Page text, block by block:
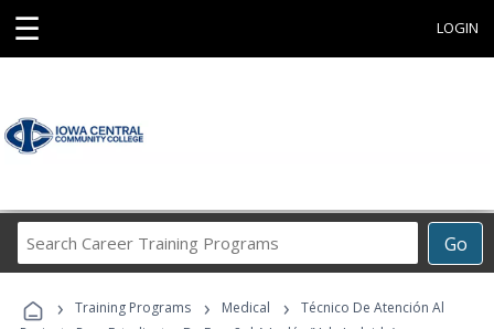
☰ LOGIN
Go
Career
Programs
› Training Programs › Medical ›
Técnico De Atención Al